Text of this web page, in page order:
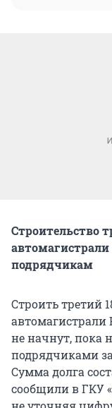
Строительство
подрядчикам
Строить третий
не начнут, пока
подрядчиками за
Сумма долга
сообщили в ГКУ